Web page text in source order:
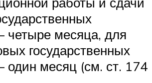
четыре месяца, для
государственных
один месяц (см. ст. 174